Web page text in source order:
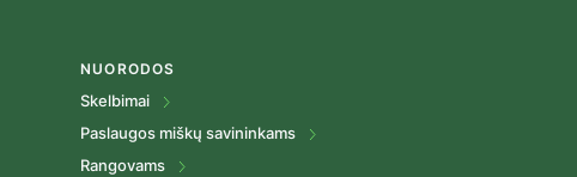
NUORODOS
Skelbimai
Paslaugos miškų savininkams
Rangovams